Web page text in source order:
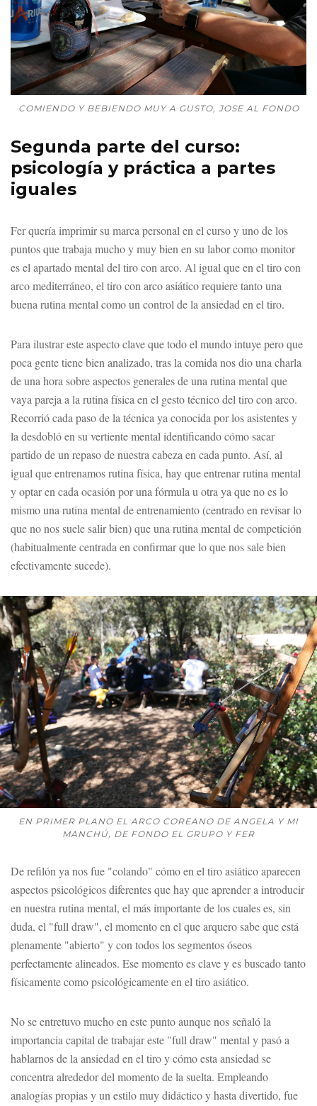
COMIENDO Y BEBIENDO MUY A GUSTO, JOSE AL FONDO
Segunda parte del curso:
psicología y práctica a partes
iguales
Fer quería imprimir su marca personal en el curso y uno de los
puntos que trabaja mucho y muy bien en su labor como monitor
es el apartado mental del tiro con arco. Al igual que en el tiro con
arco mediterráneo, el tiro con arco asiático requiere tanto una
buena rutina mental como un control de la ansiedad en el tiro.
Para ilustrar este aspecto clave que todo el mundo intuye pero que
poca gente tiene bien analizado, tras la comida nos dio una charla
de una hora sobre aspectos generales de una rutina mental que
vaya pareja a la rutina física en el gesto técnico del tiro con arco.
Recorrió cada paso de la técnica ya conocida por los asistentes y
la desdobló en su vertiente mental identificando cómo sacar
partido de un repaso de nuestra cabeza en cada punto. Así, al
igual que entrenamos rutina física, hay que entrenar rutina mental
y optar en cada ocasión por una fórmula u otra ya que no es lo
mismo una rutina mental de entrenamiento (centrado en revisar lo
que no nos suele salir bien) que una rutina mental de competición
(habitualmente centrada en confirmar que lo que nos sale bien
efectivamente sucede).
EN PRIMER PLANO EL ARCO COREANO DE ANGELA Y MI
MANCHÚ, DE FONDO EL GRUPO Y FER
De refilón ya nos fue "colando" cómo en el tiro asiático aparecen
aspectos psicológicos diferentes que hay que aprender a introducir
en nuestra rutina mental, el más importante de los cuales es, sin
duda, el "full draw", el momento en el que arquero sabe que está
plenamente "abierto" y con todos los segmentos óseos
perfectamente alineados. Ese momento es clave y es buscado tanto
físicamente como psicológicamente en el tiro asiático.
No se entretuvo mucho en este punto aunque nos señaló la
importancia capital de trabajar este "full draw" mental y pasó a
hablarnos de la ansiedad en el tiro y cómo esta ansiedad se
concentra alrededor del momento de la suelta. Empleando
analogías propias y un estilo muy didáctico y hasta divertido, fue